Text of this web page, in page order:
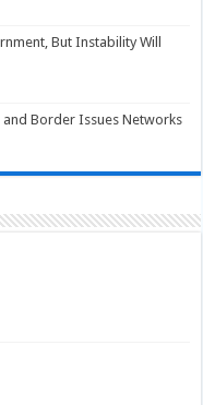
But Instability Will
Border Issues Networks